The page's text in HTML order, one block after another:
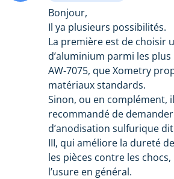
Bonjour,
Il ya plusieurs possibilités.
La première est de choisir
d’aluminium parmi les
AW-7075, que Xometry
matériaux standards.
Sinon, ou en complément,
recommandé de
d’anodisation sulfurique
III, qui améliore la dureté
les pièces contre les
l’usure en général.